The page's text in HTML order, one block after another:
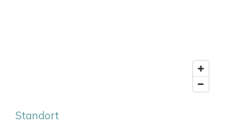
Standort